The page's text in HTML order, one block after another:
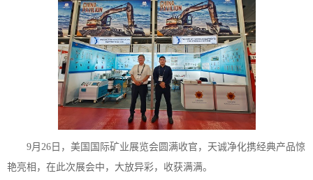
9月26日，美国国际矿业展览会圆满收官，天诚净化携经典产品惊
艳亮相，在此次展会中，大放异彩，收获满满。